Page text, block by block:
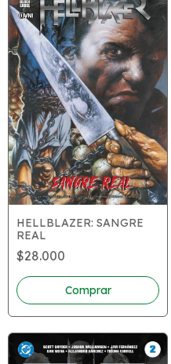
HELLBLAZER: SANGRE
REAL
$28.000